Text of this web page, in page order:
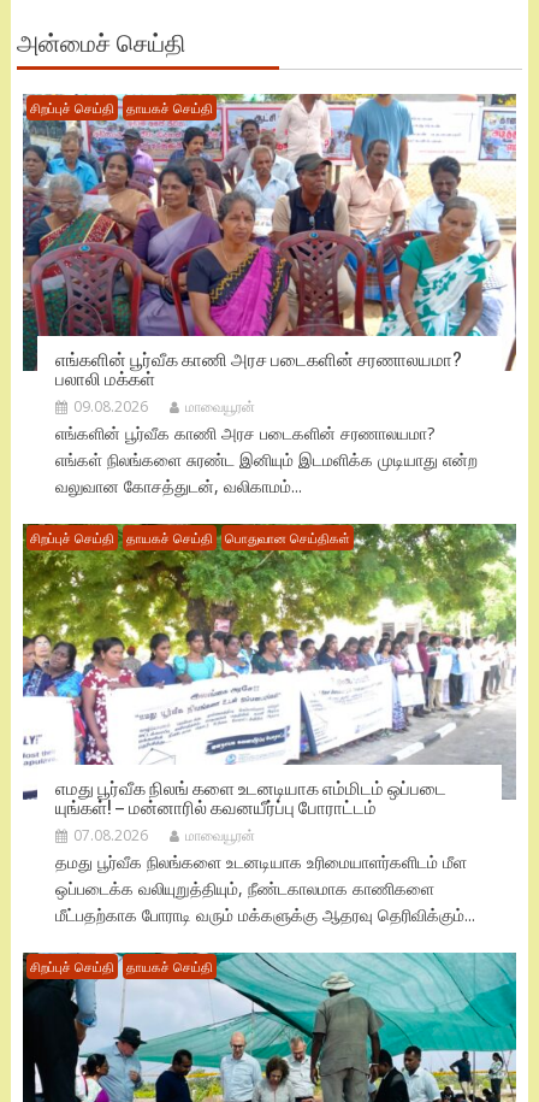
அன்மைச் செய்தி
சிறப்புச் செய்தி தாயகச் செய்தி
எங்களின் பூர்வீக காணி அரச படைகளின் சரணாலயமா?
பலாலி மக்கள்
09.08.2026 மாவையூரன்
எங்களின் பூர்வீக காணி அரச படைகளின் சரணாலயமா?
எங்கள் நிலங்களை சுரண்ட இனியும் இடமளிக்க முடியாது என்ற
வலுவான கோசத்துடன், வலிகாமம்...
சிறப்புச் செய்தி தாயகச் செய்தி பொதுவான செய்திகள்
எமது பூர்வீக நிலங் களை உடனடியாக எம்மிடம் ஒப்படை
யுங்கள்! – மன்னாரில் கவனயீர்ப்பு போராட்டம்
07.08.2026 மாவையூரன்
தமது பூர்வீக நிலங்களை உடனடியாக உரிமையாளர்களிடம் மீள
ஒப்படைக்க வலியுறுத்தியும், நீண்டகாலமாக காணிகளை
மீட்பதற்காக போராடி வரும் மக்களுக்கு ஆதரவு தெரிவிக்கும்...
சிறப்புச் செய்தி தாயகச் செய்தி